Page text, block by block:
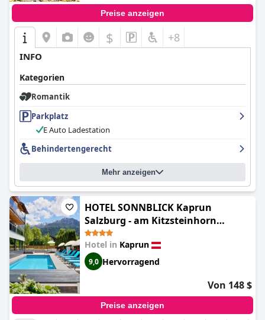
Preise anzeigen
$ +8
INFO
Kategorien
Romantik
Parkplatz
E Auto Ladestation
Behindertengerecht
Mehr anzeigen
HOTEL SONNBLICK Kaprun
Salzburg - am Kitzsteinhorn
Gletscher (HOTEL SONNBLICK
Kaprun, Salzburg - including
Summer Card)
Hotel in Kaprun
9,0 Hervorragend
Von 148 $
Preise anzeigen